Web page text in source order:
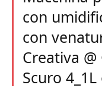
con
con
Creativa
Scuro